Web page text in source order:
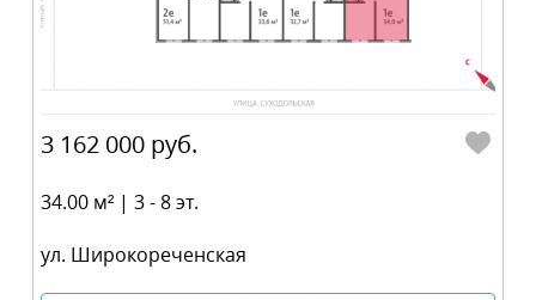
3 162 000 руб.
34.00 м² | 3 - 8 эт.
ул. Широкореченская